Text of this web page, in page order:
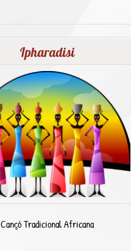
Ipharadisi
Cançó Tradicional Africana